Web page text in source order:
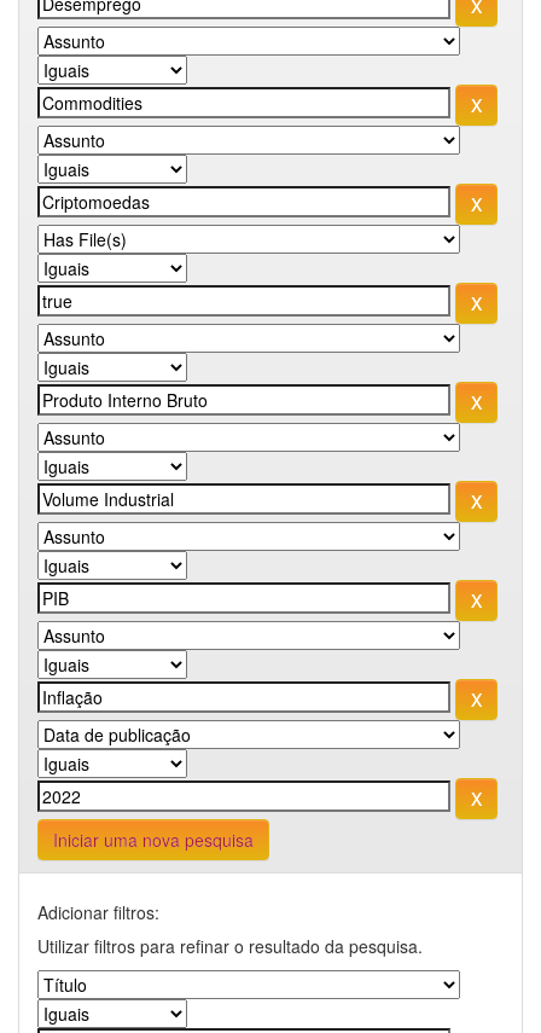
Iniciar uma nova pesquisa
Adicionar filtros:
Utilizar filtros para refinar o resultado da pesquisa.